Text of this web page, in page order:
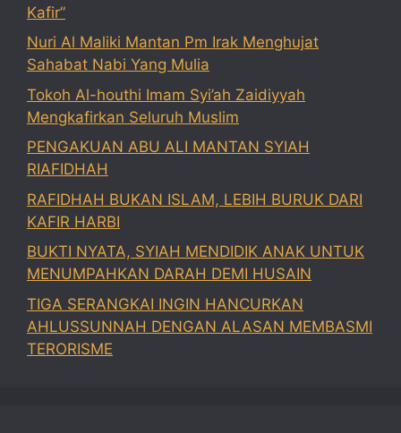
Kafir”
Nuri Al Maliki Mantan Pm Irak Menghujat
Sahabat Nabi Yang Mulia
Tokoh Al-houthi Imam Syi’ah Zaidiyyah
Mengkafirkan Seluruh Muslim
PENGAKUAN ABU ALI MANTAN SYIAH
RIAFIDHAH
RAFIDHAH BUKAN ISLAM, LEBIH BURUK DARI
KAFIR HARBI
BUKTI NYATA, SYIAH MENDIDIK ANAK UNTUK
MENUMPAHKAN DARAH DEMI HUSAIN
TIGA SERANGKAI INGIN HANCURKAN
AHLUSSUNNAH DENGAN ALASAN MEMBASMI
TERORISME